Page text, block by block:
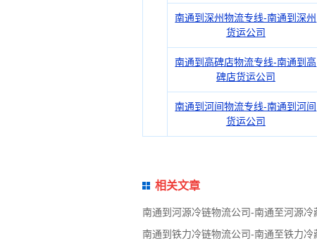
南通到深州物流专线-南通到深州
货运公司
南通到高碑店物流专线-南通到高
碑店货运公司
南通到河间物流专线-南通到河间
货运公司
相关文章
南通到河源冷链物流公司-南通至河源冷
南通到铁力冷链物流公司-南通至铁力冷